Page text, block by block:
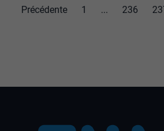
Précédente 1 ... 236